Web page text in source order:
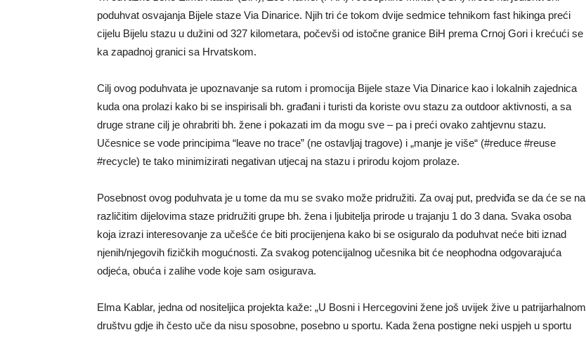
poduhvat osvajanja Bijele staze Via Dinarice. Njih tri će tokom dvije sedmice tehnikom fast hikinga preći
cijelu Bijelu stazu u dužini od 327 kilometara, počevši od istočne granice BiH prema Crnoj Gori i krećući se
ka zapadnoj granici sa Hrvatskom.
Cilj ovog poduhvata je upoznavanje sa rutom i promocija Bijele staze Via Dinarice kao i lokalnih zajednica
kuda ona prolazi kako bi se inspirisali bh. građani i turisti da koriste ovu stazu za outdoor aktivnosti, a sa
druge strane cilj je ohrabriti bh. žene i pokazati im da mogu sve – pa i preći ovako zahtjevnu stazu.
Učesnice se vode principima “leave no trace” (ne ostavljaj tragove) i „manje je više“ (#reduce #reuse
#recycle) te tako minimizirati negativan utjecaj na stazu i prirodu kojom prolaze.
Posebnost ovog poduhvata je u tome da mu se svako može pridružiti. Za ovaj put, predviđa se da će se na
različitim dijelovima staze pridružiti grupe bh. žena i ljubitelja prirode u trajanju 1 do 3 dana. Svaka osoba
koja izrazi interesovanje za učešće će biti procijenjena kako bi se osiguralo da poduhvat neće biti iznad
njenih/njegovih fizičkih mogućnosti. Za svakog potencijalnog učesnika bit će neophodna odgovarajuća
odjeća, obuća i zalihe vode koje sam osigurava.
Elma Kablar, jedna od nositeljica projekta kaže: „U Bosni i Hercegovini žene još uvijek žive u patrijarhalnom
društvu gdje ih često uče da nisu sposobne, posebno u sportu. Kada žena postigne neki uspjeh u sportu